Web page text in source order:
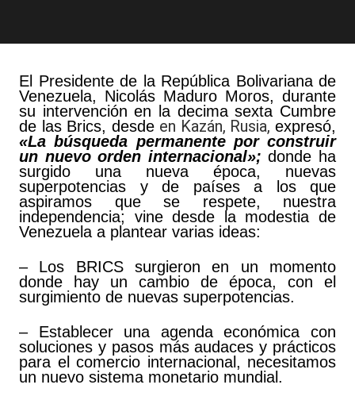
El Presidente de la República Bolivariana de
Venezuela, Nicolás Maduro Moros, durante
su intervención en la decima sexta Cumbre
de las Brics, desde en Kazán, Rusia,expresó,
«La búsqueda permanente por construir
un nuevo orden internacional»; donde ha
surgido una nueva época, nuevas
superpotencias y de países a los que
aspiramos que se respete, nuestra
independencia; vine desde la modestia de
Venezuela a plantear varias ideas:
– Los BRICS surgieron en un momento
donde hay un cambio de época, con el
surgimiento de nuevas superpotencias.
– Establecer una agenda económica con
soluciones y pasos más audaces y prácticos
para el comercio internacional, necesitamos
un nuevo sistema monetario mundial.